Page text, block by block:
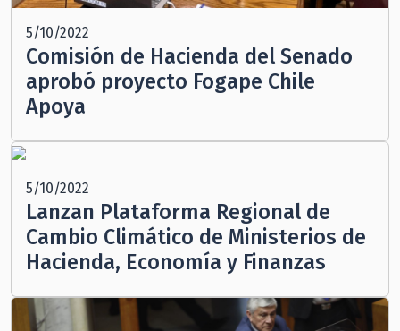
5/10/2022
Comisión de Hacienda del Senado
aprobó proyecto Fogape Chile
Apoya
5/10/2022
Lanzan Plataforma Regional de
Cambio Climático de Ministerios de
Hacienda, Economía y Finanzas